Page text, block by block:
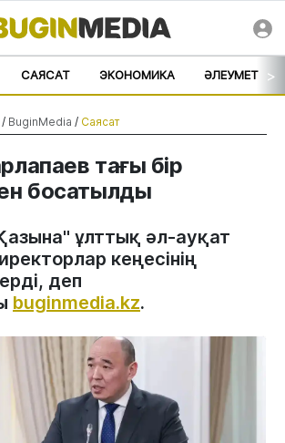
САЯСАТ ЭКОНОМИКА ӘЛЕУМЕТ >
/ BuginMedia / Саясат
тағы бір
босатылды
ұлттық әл-ауқат
кеңесінің
деп
buginmedia.kz.